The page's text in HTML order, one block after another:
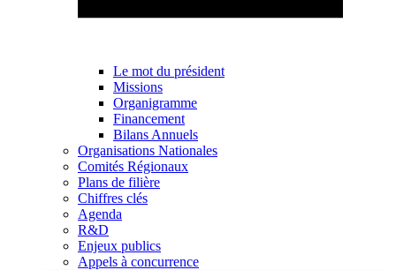
Le mot du président
Missions
Organigramme
Financement
Bilans Annuels
Organisations Nationales
Comités Régionaux
Plans de filière
Chiffres clés
Agenda
R&D
Enjeux publics
Appels à concurrence